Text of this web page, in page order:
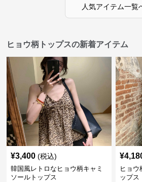
人気アイテム一覧
ヒョウ柄トップスの新着アイテム
¥3,400 (税込)
韓国風レトロなヒョウ柄キャミ
ソールトップス
¥
ヒョウ
ップス